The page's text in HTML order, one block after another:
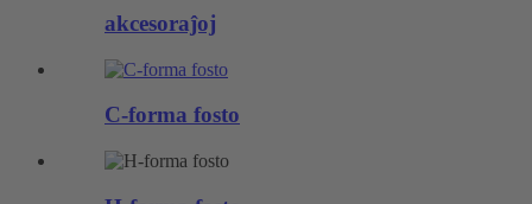
akcesoraĵoj
C-forma fosto